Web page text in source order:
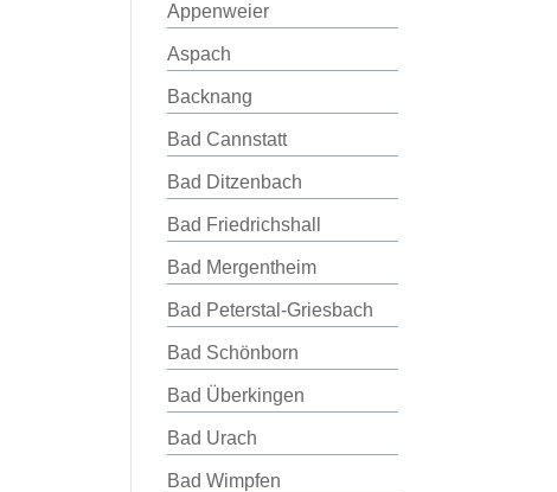
Appenweier
Aspach
Backnang
Bad Cannstatt
Bad Ditzenbach
Bad Friedrichshall
Bad Mergentheim
Bad Peterstal-Griesbach
Bad Schönborn
Bad Überkingen
Bad Urach
Bad Wimpfen